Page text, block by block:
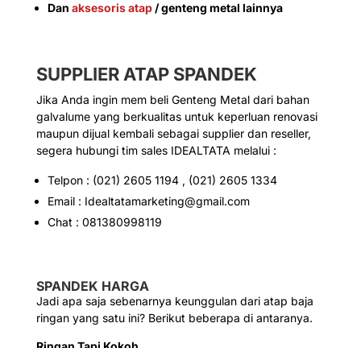
Dan aksesoris atap/ genteng metal lainnya
SUPPLIERATAP SPANDEK
Jika Anda ingin mem beli Genteng Metal dari bahan
galvalume yang berkualitas untuk keperluan renovasi
maupun dijual kembali sebagai supplier dan reseller,
segera hubungi tim sales IDEALTATA melalui :
Telpon : (021) 2605 1194 , (021) 2605 1334
Email : Idealtatamarketing@gmail.com
Chat : 081380998119
SPANDEK HARGA
Jadi apa saja sebenarnya keunggulan dari atap baja
ringan yang satu ini? Berikut beberapa di antaranya.